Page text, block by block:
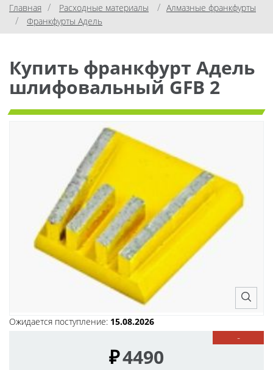
Главная / Расходные материалы / Алмазные франкфурты
/ Франкфурты Адель
Купить франкфурт Адель
шлифовальный GFB 2
Ожидается поступление: 15.08.2026
-
₽4490